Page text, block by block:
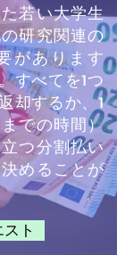
若い大学生
研究関連の
があります
すべてを1つ
却するか、1
での時間）
つ分割払い
めることが
ト